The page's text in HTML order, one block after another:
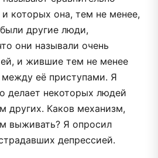
которых она, тем не менее,
другие люди,
они называли очень
и жившие тем не менее
её приступами. Я
делает некоторых людей
других. Каков механизм,
выживать? Я опросил
депрессией.